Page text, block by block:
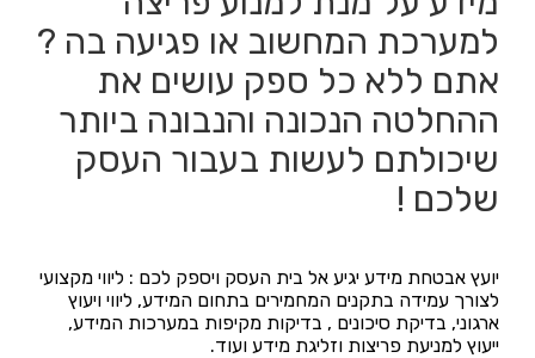
למערכת המחשוב או פגיעה בה ?
אתם ללא כל ספק עושים את
ההחלטה הנכונה והנבונה ביותר
שיכולתם לעשות בעבור העסק
שלכם !
יועץ אבטחת מידע יגיע אל בית העסק ויספק לכם : ליווי מקצועי
לצורך עמידה בתקנים המחמירים בתחום המידע, ליווי ויעוץ
ארגוני, בדיקת סיכונים , בדיקות מקיפות במערכות המידע,
ייעוץ למניעת פריצות וזליגת מידע ועוד.